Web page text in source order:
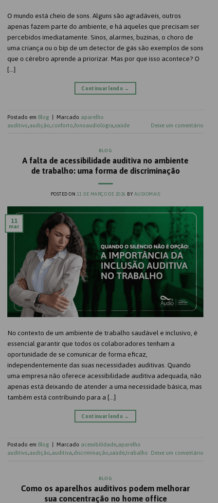
O mundo está cheio de sons. Alguns são agradáveis, outros
apenas fazem parte do ambiente, e há aqueles que precisam ser
percebidos imediatamente. Sinos, alarmes, buzinas, o choro de
uma criança ou o bip de um detector de gás são exemplos de sons
que o cérebro aprende a priorizar. Mas por que isso acontece? O
[…]
Continuar lendo →
Postado em Blog Marcado aparelho
auditivo,audição,conforto,fonoaudiologia,saúde Deixe um comentário
BLOG
A falta de acessibilidade auditiva no ambiente
de trabalho: uma forma de discriminação
POSTED ON 11 DE MARÇO DE 2026 BY ÁUDIOMAIS
11
mar
No contexto de um ambiente de trabalho saudável e inclusivo, é
essencial garantir que todos os colaboradores tenham a
oportunidade de se comunicar de forma eficaz,
independentemente das suas necessidades auditivas. Quando
uma empresa não oferece acessibilidade auditiva adequada, não
apenas está deixando de atender a uma necessidade básica, mas
também está contribuindo para a […]
Continuar lendo →
Postado em Blog Marcado acessibilidade,aparelho
auditivo,audição,auditiva,discriminação,saúde,trabalho Deixe um comentário
BLOG
Como os aparelhos auditivos podem melhorar
sua concentração no home office